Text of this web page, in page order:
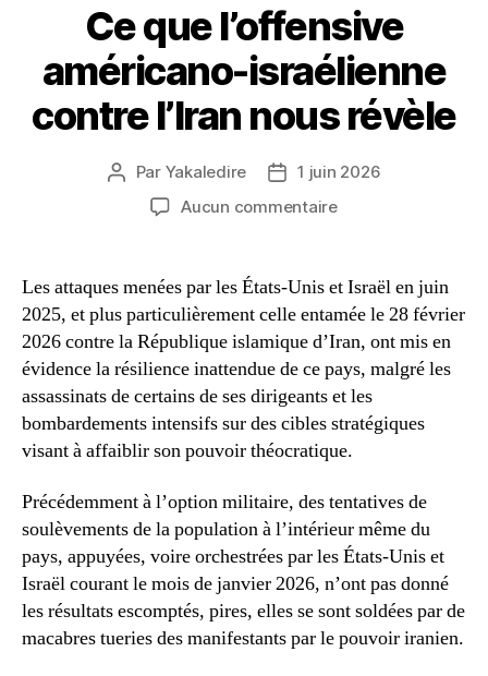
Ce que l’offensive
américano-israélienne
contre l’Iran nous révèle
Auteur
l’article
Par Yakaledire
Date1 juin 2026
Aucun commentairesur
l’offensive
américano-
israélienne
contre
l’Iran
nous
révèle
Les attaques menées par les États-Unis et Israël en juin
2025, et plus particulièrement celle entamée le 28 février
2026 contre la République islamique d’Iran, ont mis en
évidence la résilience inattendue de ce pays, malgré les
assassinats de certains de ses dirigeants et les
bombardements intensifs sur des cibles stratégiques
visant à affaiblir son pouvoir théocratique.
Précédemment à l’option militaire, des tentatives de
soulèvements de la population à l’intérieur même du
pays, appuyées, voire orchestrées par les États-Unis et
Israël courant le mois de janvier 2026, n’ont pas donné
les résultats escomptés, pires, elles se sont soldées par de
macabres tueries des manifestants par le pouvoir iranien.